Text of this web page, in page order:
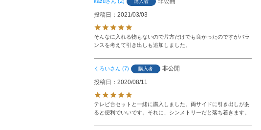
購入者
投稿日
2021/03/03
そんなに入れる物もないので片方だけでも良かったのですがバラ
ンスを考えて引き出しも追加しました。
くろい 7 購入者
非公開
投稿日
2020/08/11
テレビ台セットと一緒に購入しました。両サイドに引き出しがあ
ると便利でいいです。それに、シンメトリーだと落ち着きます。